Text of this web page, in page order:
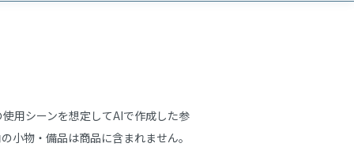
用シーンを想定してAIで作成した参
小物・備品は商品に含まれません。